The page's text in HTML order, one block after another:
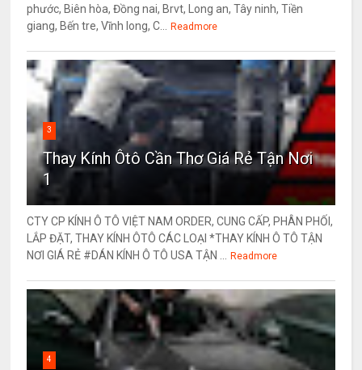
phước, Biên hòa, Đồng nai, Brvt, Long an, Tây ninh, Tiền
giang, Bến tre, Vĩnh long, C...
Readmore
3
Thay Kính Ôtô Cần Thơ Giá Rẻ Tận Nơi
1
CTY CP KÍNH Ô TÔ VIỆT NAM ORDER, CUNG CẤP, PHÂN PHỐI,
LẮP ĐẶT, THAY KÍNH ÔTÔ CÁC LOẠI *THAY KÍNH Ô TÔ TẬN
NƠI GIÁ RẺ #DÁN KÍNH Ô TÔ USA TẬN ...
Readmore
4